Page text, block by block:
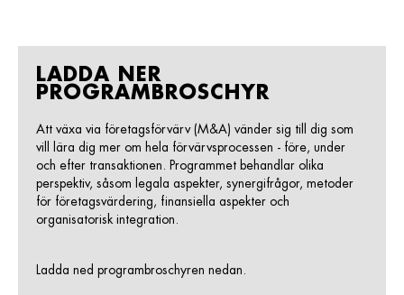
LADDA NER
PROGRAMBROSCHYR
Att växa via företagsförvärv (M&A) vänder sig till dig som
vill lära dig mer om hela förvärvsprocessen - före, under
och efter transaktionen. Programmet behandlar olika
perspektiv, såsom legala aspekter, synergifrågor, metoder
för företagsvärdering, finansiella aspekter och
organisatorisk integration.
Ladda ned programbroschyren nedan.